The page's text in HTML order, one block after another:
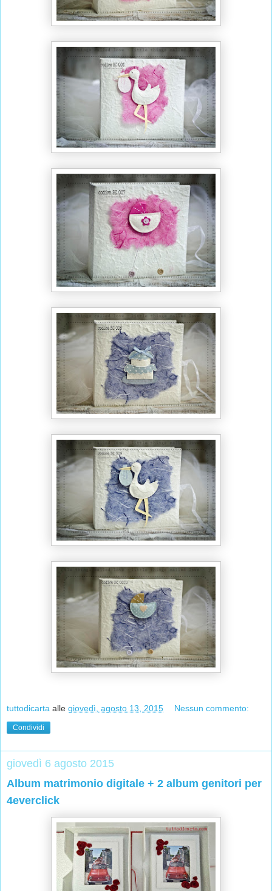
tuttodicarta alle giovedì, agosto 13, 2015 Nessun commento:
Condividi
giovedì 6 agosto 2015
Album matrimonio digitale + 2 album genitori per
4everclick